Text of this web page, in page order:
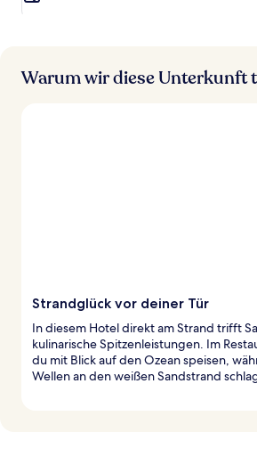
Warum wir diese Unterkunft
Strandglück vor deiner Tür
In diesem Hotel direkt am Strand trifft
kulinarische Spitzenleistungen. Im
du mit Blick auf den Ozean speisen,
Wellen an den weißen Sandstrand